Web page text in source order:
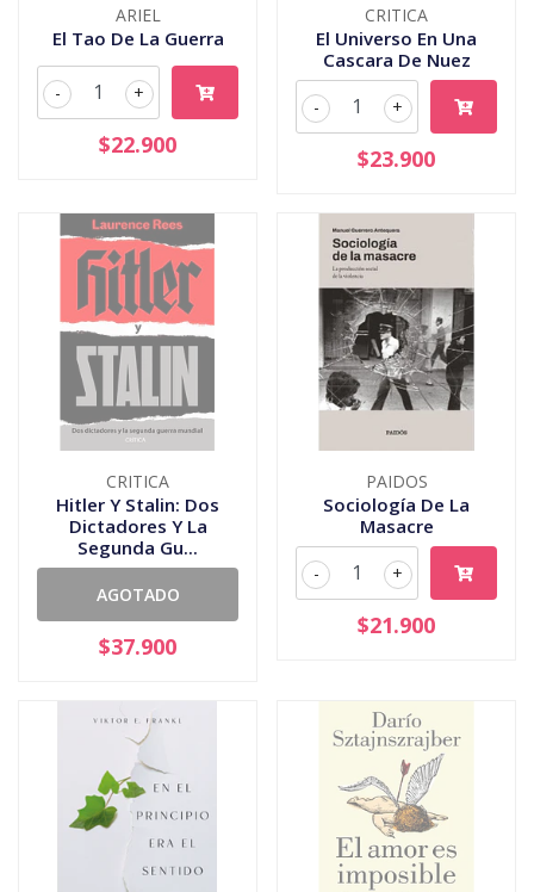
ARIEL
El Tao De La Guerra
+
-
$22.900
CRITICA
El Universo En Una
Cascara De Nuez
+
-
$23.900
CRITICA
Hitler Y Stalin: Dos
Dictadores Y La
Segunda Gu...
AGOTADO
$37.900
PAIDOS
Sociología De La
Masacre
+
-
$21.900